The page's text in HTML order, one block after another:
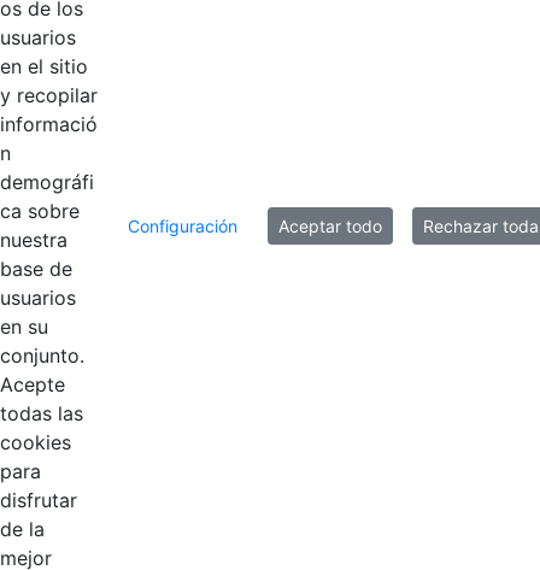
os de los
usuarios
en el sitio
y recopilar
informació
n
demográfi
ca sobre
nuestra
base de
usuarios
en su
conjunto.
Acepte
todas las
cookies
para
disfrutar
de la
mejor
Configuración Aceptar todo Rechazar